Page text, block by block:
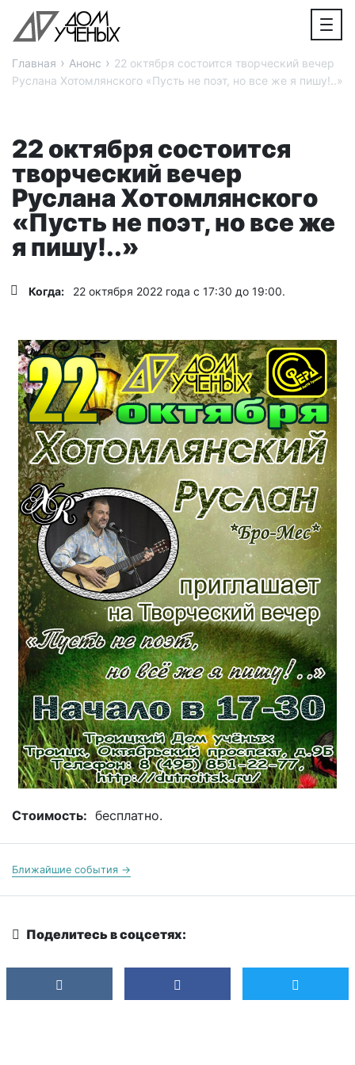
Главная › Анонс › 22 октября состоится творческий вечер
Руслана Хотомлянского «Пусть не поэт, но все же я пишу!..»
22 октября состоится
творческий вечер
Руслана Хотомлянского
«Пусть не поэт, но все же
я пишу!..»
Когда: 22 октября 2022 года с 17:30 до 19:00.
Стоимость: бесплатно.
Ближайшие события →
Поделитесь в соцсетях: